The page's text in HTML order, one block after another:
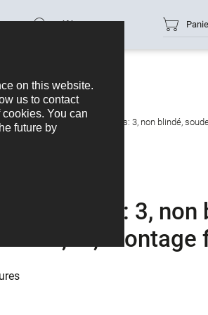
Référence
In Embase femelle, Contacts: 3, non blindé,
Contacts: 3, non
M8x0,75, Montage